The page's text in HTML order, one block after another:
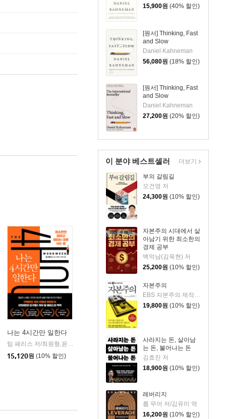
15,900원 (40% 할인)
[원서] Thinking, Fast
and Slow
Daniel Kahneman
56,080원 (18% 할인)
[원서] Thinking, Fast
and Slow
Daniel Kahneman
27,200원 (20% 할인)
이 분야 베스트셀러
부의 갈림길
오건영 저
24,300원 (10% 할인)
자본주의 시대에서 살
아남기 위한 최소한의
경제 공부
백억남(김욱현) 저
25,200원 (10% 할인)
자본주의
EBS 자본주의 제작팀,정지은,고희정 저/EBS MEDIA 기획
19,800원 (10% 할인)
사라지는 돈, 살아남
는 돈, 불어나는 돈
김효진 저
18,900원 (10% 할인)
레버리지
롭 무어 저/김유미 역
16,200원 (10% 할인)
더보기
나는 4시간만 일한다
팀 페리스 저/최원형,윤동준 공역
다른상상
15,120원 (10% 할인)